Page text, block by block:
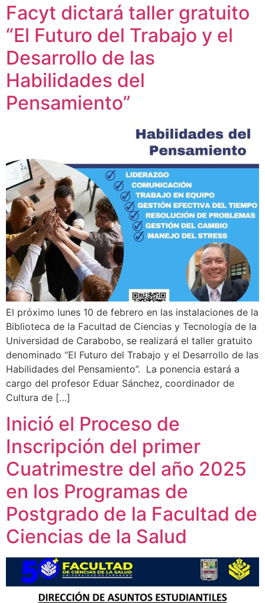
Facyt dictará taller gratuito
“El Futuro del Trabajo y el
Desarrollo de las
Habilidades del
Pensamiento”
El próximo lunes 10 de febrero en las instalaciones de la
Biblioteca de la Facultad de Ciencias y Tecnología de la
Universidad de Carabobo, se realizará el taller gratuito
denominado “El Futuro del Trabajo y el Desarrollo de las
Habilidades del Pensamiento”. La ponencia estará a
cargo del profesor Eduar Sánchez, coordinador de
Cultura de […]
Inició el Proceso de
Inscripción del primer
Cuatrimestre del año 2025
en los Programas de
Postgrado de la Facultad de
Ciencias de la Salud